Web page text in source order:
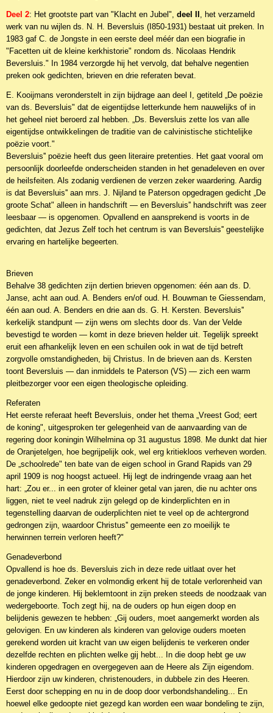
Deel 2: Het grootste part van "Klacht en Jubel", deel II , het verzameld
werk van nu wijlen ds. N. H. Beversluis (I850-1931) bestaat uit preken. In
1983 gaf C. de Jongste in een eerste deel méér dan een biografie in
"Facetten uit de kleine kerkhistorie" rondom ds. Nicolaas Hendrik
Beversluis." In 1984 verzorgde hij het vervolg, dat behalve negentien
preken ook gedichten, brieven en drie referaten bevat.
E. Kooijmans veronderstelt in zijn bijdrage aan deel I, getiteld „De poëzie
van ds. Beversluis" dat de eigentijdse letterkunde hem nauwelijks of in
het geheel niet beroerd zal hebben. „Ds. Beversluis zette los van alle
eigentijdse ontwikkelingen de traditie van de calvinistische stichtelijke
poëzie voort."
Beversluis'' poëzie heeft dus geen literaire pretenties. Het gaat vooral om
persoonlijk doorleefde onderscheiden standen in het genadeleven en over
de heilsfeiten. Als zodanig verdienen de verzen zeker waardering. Aardig
is dat Beversluis'' aan mrs. J. Nijland te Paterson opgedragen gedicht „De
groote Schat" alleen in handschrift — en Beversluis'' handschrift was zeer
leesbaar — is opgenomen. Opvallend en aansprekend is voorts in de
gedichten, dat Jezus Zelf toch het centrum is van Beversluis'' geestelijke
ervaring en hartelijke begeerten.
Brieven
Behalve 38 gedichten zijn dertien brieven opgenomen: één aan ds. D.
Janse, acht aan oud. A. Benders en/of oud. H. Bouwman te Giessendam,
één aan oud. A. Benders en drie aan ds. G. H. Kersten. Beversluis''
kerkelijk standpunt — zijn wens om slechts door ds. Van der Velde
bevestigd te worden — komt in deze brieven helder uit. Tegelijk spreekt
eruit een afhankelijk leven en een schuilen ook in wat de tijd betreft
zorgvolle omstandigheden, bij Christus. In de brieven aan ds. Kersten
toont Beversluis — dan inmiddels te Paterson (VS) — zich een warm
pleitbezorger voor een eigen theologische opleiding.
Referaten
Het eerste referaat heeft Beversluis, onder het thema „Vreest God; eert
de koning", uitgesproken ter gelegenheid van de aanvaarding van de
regering door koningin Wilhelmina op 31 augustus 1898. Me dunkt dat hier
de Oranjetelgen, hoe begrijpelijk ook, wel erg kritiekloos verheven worden.
De „schoolrede" ten bate van de eigen school in Grand Rapids van 29
april 1909 is nog hoogst actueel. Hij legt de indringende vraag aan het
hart: „Zou er... in een groter of kleiner getal van jaren, die nu achter ons
liggen, niet te veel nadruk zijn gelegd op de kinderplichten en in
tegenstelling daarvan de ouderplichten niet te veel op de achtergrond
gedrongen zijn, waardoor Christus'' gemeente een zo moeilijk te
herwinnen terrein verloren heeft?"
Genadeverbond
Opvallend is hoe ds. Beversluis zich in deze rede uitlaat over het
genadeverbond. Zeker en volmondig erkent hij de totale verlorenheid van
de jonge kinderen. Hij beklemtoont in zijn preken steeds de noodzaak van
wedergeboorte. Toch zegt hij, na de ouders op hun eigen doop en
belijdenis gewezen te hebben: „Gij ouders, moet aangemerkt worden als
gelovigen. En uw kinderen als kinderen van gelovige ouders moeten
gerekend worden uit kracht van uw eigen belijdenis te verkeren onder
dezelfde rechten en plichten welke gij hebt... In die doop hebt ge uw
kinderen opgedragen en overgegeven aan de Heere als Zijn eigendom.
Hierdoor zijn uw kinderen, christenouders, in dubbele zin des Heeren.
Eerst door schepping en nu in de doop door verbondshandeling... En
hoewel elke gedoopte niet gezegd kan worden een waar bondeling te zijn,